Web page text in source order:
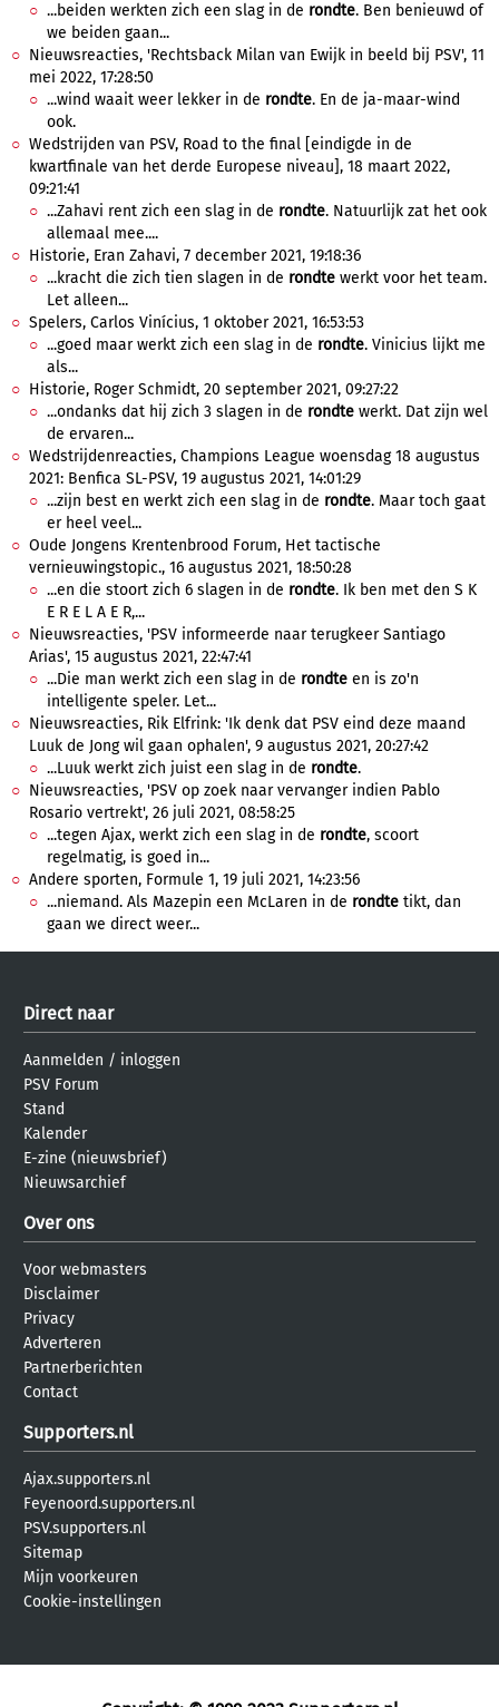
...beiden werkten zich een slag in de rondte. Ben benieuwd of
we beiden gaan...
Nieuwsreacties, 'Rechtsback Milan van Ewijk in beeld bij PSV', 11
mei 2022, 17:28:50
...wind waait weer lekker in de rondte. En de ja-maar-wind
ook.
Wedstrijden van PSV, Road to the final [eindigde in de
kwartfinale van het derde Europese niveau], 18 maart 2022,
09:21:41
...Zahavi rent zich een slag in de rondte. Natuurlijk zat het ook
allemaal mee....
Historie, Eran Zahavi, 7 december 2021, 19:18:36
...kracht die zich tien slagen in de rondte werkt voor het team.
Let alleen...
Spelers, Carlos Vinícius, 1 oktober 2021, 16:53:53
...goed maar werkt zich een slag in de rondte. Vinicius lijkt me
als...
Historie, Roger Schmidt, 20 september 2021, 09:27:22
...ondanks dat hij zich 3 slagen in de rondte werkt. Dat zijn wel
de ervaren...
Wedstrijdenreacties, Champions League woensdag 18 augustus
2021: Benfica SL-PSV, 19 augustus 2021, 14:01:29
...zijn best en werkt zich een slag in de rondte. Maar toch gaat
er heel veel...
Oude Jongens Krentenbrood Forum, Het tactische
vernieuwingstopic., 16 augustus 2021, 18:50:28
...en die stoort zich 6 slagen in de rondte. Ik ben met den S K
E R E L A E R,...
Nieuwsreacties, 'PSV informeerde naar terugkeer Santiago
Arias', 15 augustus 2021, 22:47:41
...Die man werkt zich een slag in de rondte en is zo'n
intelligente speler. Let...
Nieuwsreacties, Rik Elfrink: 'Ik denk dat PSV eind deze maand
Luuk de Jong wil gaan ophalen', 9 augustus 2021, 20:27:42
...Luuk werkt zich juist een slag in de rondte.
Nieuwsreacties, 'PSV op zoek naar vervanger indien Pablo
Rosario vertrekt', 26 juli 2021, 08:58:25
...tegen Ajax, werkt zich een slag in de rondte, scoort
regelmatig, is goed in...
Andere sporten, Formule 1, 19 juli 2021, 14:23:56
...niemand. Als Mazepin een McLaren in de rondte tikt, dan
gaan we direct weer...
Direct naar
Aanmelden / inloggen
PSV Forum
Stand
Kalender
E-zine (nieuwsbrief)
Nieuwsarchief
Over ons
Voor webmasters
Disclaimer
Privacy
Adverteren
Partnerberichten
Contact
Supporters.nl
Ajax.supporters.nl
Feyenoord.supporters.nl
PSV.supporters.nl
Sitemap
Mijn voorkeuren
Cookie-instellingen